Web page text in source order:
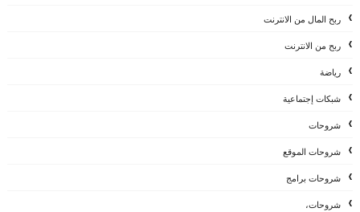
ربح المال من الانترنت
ربح من الانترنت
رياضة
شبكات إجتماعية
شروحات
شروحات الموقع
شروحات برامج
شروحات،